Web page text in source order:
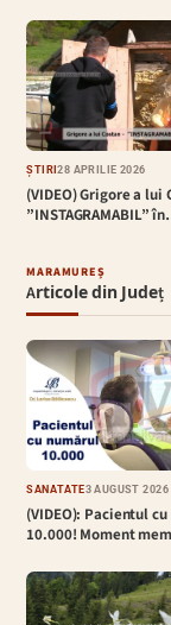
ȘTIRI28 APRILIE 2026
(VIDEO) Grigore a lui
”INSTAGRAMABIL”
MARAMUREȘ
Articole din Județ
SĂNĂTATE3 AUGUST 2026
(VIDEO): Pacientul
10.000! Moment